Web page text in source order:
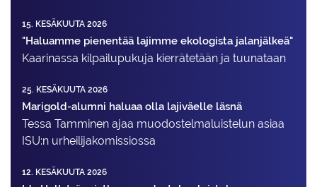
15. KESÄKUUTA 2026
"Haluamme pienentää lajimme ekologista jalanjälkeä"
Kaarinassa kilpailupukuja kierrätetään ja tuunataan
25. KESÄKUUTA 2026
Marigold-alumni haluaa olla lajiväelle läsnä
Tessa Tamminen ajaa muodostelma­luistelun asiaa
ISU:n urheilija­komissiossa
12. KESÄKUUTA 2026